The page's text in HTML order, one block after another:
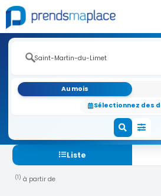
Au mois
Sélectionnez des
Liste
(1) à partir de